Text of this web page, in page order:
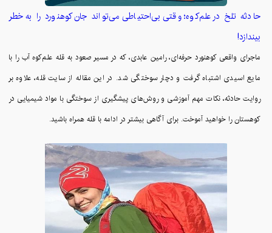
حادثه تلخ در علم‌کوه؛ وقتی بی‌احتیاطی می‌تواند جان کوهنورد را به خطر
بیندازد!
ماجرای واقعی کوهنورد حرفه‌ای، رامین عابدی، که در مسیر صعود به قله علم‌کوه آب را با
مایع اسیدی اشتباه گرفت و دچار سوختگی شد. در این مقاله از سایت قله، علاوه بر
روایت حادثه، نکات مهم آموزشی و روش‌های پیشگیری از سوختگی با مواد شیمیایی در
کوهستان را خواهید آموخت. برای آگاهی بیشتر در ادامه با قله همراه باشید.